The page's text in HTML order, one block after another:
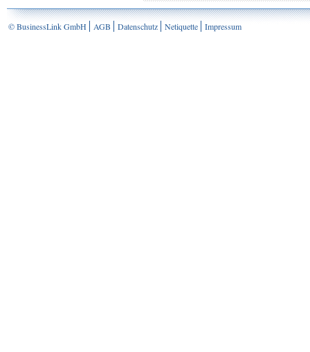
© BusinessLink GmbH AGB Datenschutz Netiquette Impressum